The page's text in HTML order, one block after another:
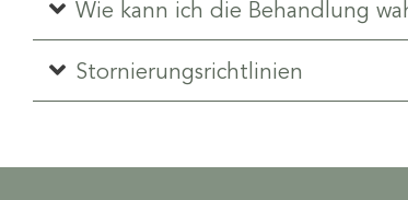
Wie kann ich die Behandlung
Stornierungsrichtlinien